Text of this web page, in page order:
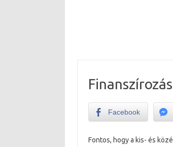
Finanszírozás
Facebook
Fontos, hogy a kis- és